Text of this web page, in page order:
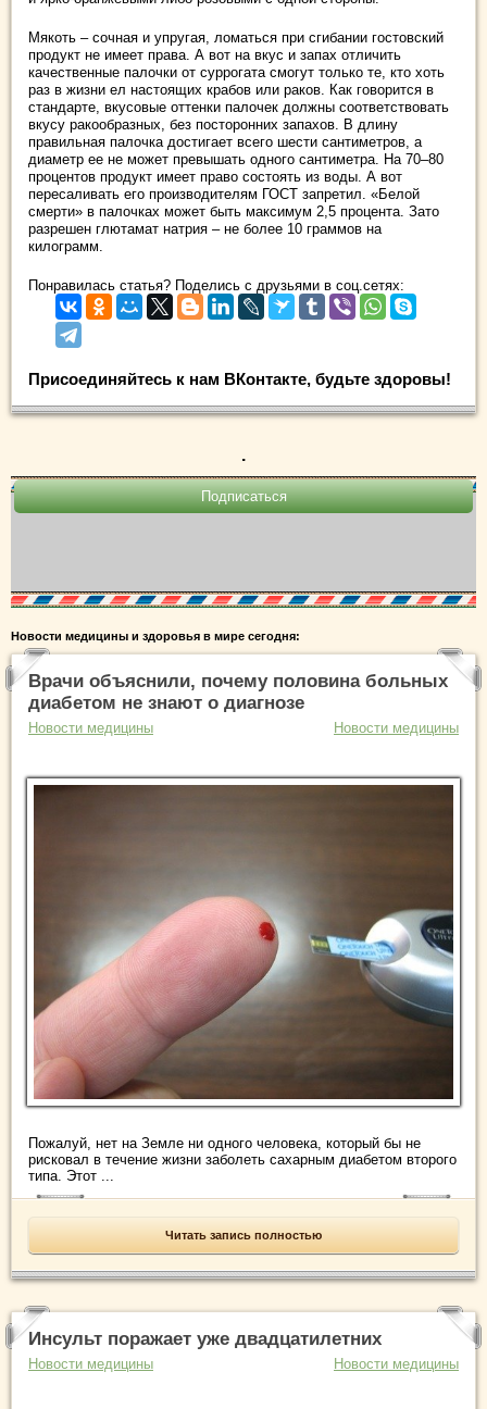
Мякоть – сочная и упругая, ломаться при сгибании гостовский
продукт не имеет права. А вот на вкус и запах отличить
качественные палочки от суррогата смогут только те, кто хоть
раз в жизни ел настоящих крабов или раков. Как говорится в
стандарте, вкусовые оттенки палочек должны соответствовать
вкусу ракообразных, без посторонних запахов. В длину
правильная палочка достигает всего шести сантиметров, а
диаметр ее не может превышать одного сантиметра. На 70–80
процентов продукт имеет право состоять из воды. А вот
пересаливать его производителям ГОСТ запретил. «Белой
смерти» в палочках может быть максимум 2,5 процента. Зато
разрешен глютамат натрия – не более 10 граммов на
килограмм.
Понравилась статья? Поделись с друзьями в соц.сетях:
Присоединяйтесь к нам ВКонтакте, будьте здоровы!
.
Новости медицины и здоровья в мире сегодня:
Врачи объяснили, почему половина больных
диабетом не знают о диагнозе
Новости медицины Новости медицины
Пожалуй, нет на Земле ни одного человека, который бы не
рисковал в течение жизни заболеть сахарным диабетом второго
типа. Этот ...
Читать запись полностью
Инсульт поражает уже двадцатилетних
Новости медицины Новости медицины